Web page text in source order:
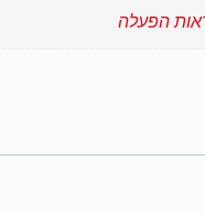
הפעלה